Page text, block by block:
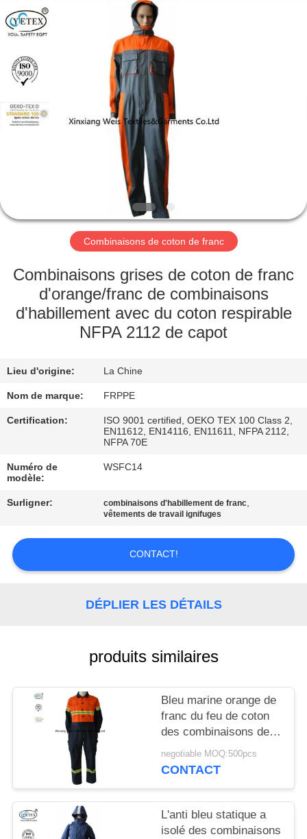
MAISON
PRODUITS
DE
NOUS
VISITE
D'USINE
CONTRÔLE
QUALITÉ
CONTACTEZ-
UNE
CITATION
PLAN
POLICY
Xinxiang
Weis
Textiles&Garments
Co.Ltd.
Reserved.
Combinaisons de coton de franc
Combinaisons grises de coton de franc
d'orange/franc de combinaisons
d'habillement avec du coton respirable
NFPA 2112 de capot
Lieu d'origine: La Chine
Nom de marque: FRPPE
Certification:
ISO 9001 certified, OEKO TEX 100 Class 2,
EN11612, EN14116, EN11611, NFPA 2112,
NFPA 70E
Numéro de
modèle:
WSFC14
Surligner: combinaisons d'habillement de franc,
vêtements de travail ignifuges
CONTACT!
DÉPLIER LES DÉTAILS
produits similaires
Bleu marine orange de
franc du feu de coton
des combinaisons deux
de ton de denim évalué
de coton
negotiable MOQ:500pcs
CONTACT
L'anti bleu statique a
isolé des combinaisons